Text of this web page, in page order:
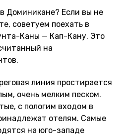
Доминикане? Если вы не
советуем поехать в
Каны — Кап-Кану. Это
на
линия простирается
очень мелким песком.
с пологим входом в
отелям. Самые
на юго-западе